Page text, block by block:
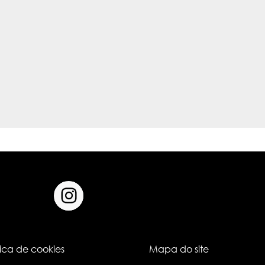
de cookies Mapa do site